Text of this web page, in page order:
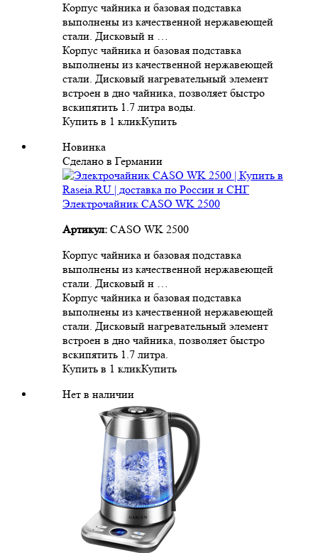
Корпус чайника и базовая подставка
выполнены из качественной нержавеющей
стали. Дисковый н …
Корпус чайника и базовая подставка
выполнены из качественной нержавеющей
стали. Дисковый нагревательный элемент
встроен в дно чайника, позволяет быстро
вскипятить 1.7 литра воды.
Купить в 1 кликКупить
Новинка
Сделано в Германии
Электрочайник CASO WK 2500
Артикул: CASO WK 2500
Корпус чайника и базовая подставка
выполнены из качественной нержавеющей
стали. Дисковый н …
Корпус чайника и базовая подставка
выполнены из качественной нержавеющей
стали. Дисковый нагревательный элемент
встроен в дно чайника, позволяет быстро
вскипятить 1.7 литра.
Купить в 1 кликКупить
Нет в наличии